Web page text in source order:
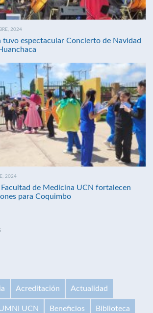
2024
tuvo espectacular Concierto de Navidad
2024
Facultad de Medicina UCN fortalecen
para Coquimbo
Acreditación Actualidad
UCN Beneficios Biblioteca